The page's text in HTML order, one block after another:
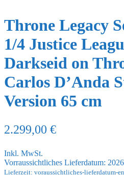
Throne Legacy
1/4 Justice
Darkseid on
Carlos D’Anda
Version 65 cm
2.299,00 €
Inkl. MwSt.
Vorraussichtliches Lieferdatum:
Lieferzeit: voraussichtliches-lieferdatum-